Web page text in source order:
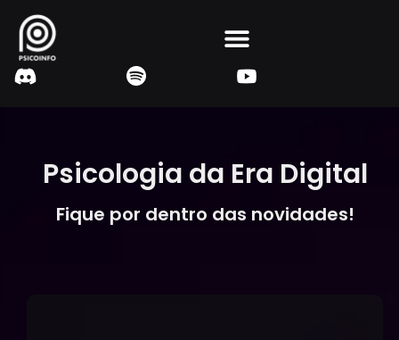
Psicologia da Era Digital
Fique por dentro das novidades!